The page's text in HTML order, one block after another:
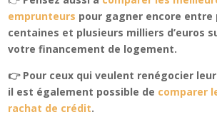
emprunteurs pour gagner encore entre
centaines et plusieurs milliers d’euros
votre financement de logement.
👉 Pour ceux qui veulent renégocier
il est également possible de comparer
rachat de crédit.